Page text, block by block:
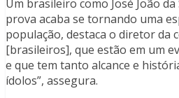
Um brasileiro como José João da
prova acaba se tornando uma
população, destaca o diretor da
[brasileiros], que estão em um
e que tem tanto alcance e
ídolos”, assegura.